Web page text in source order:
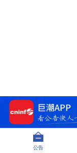
公告